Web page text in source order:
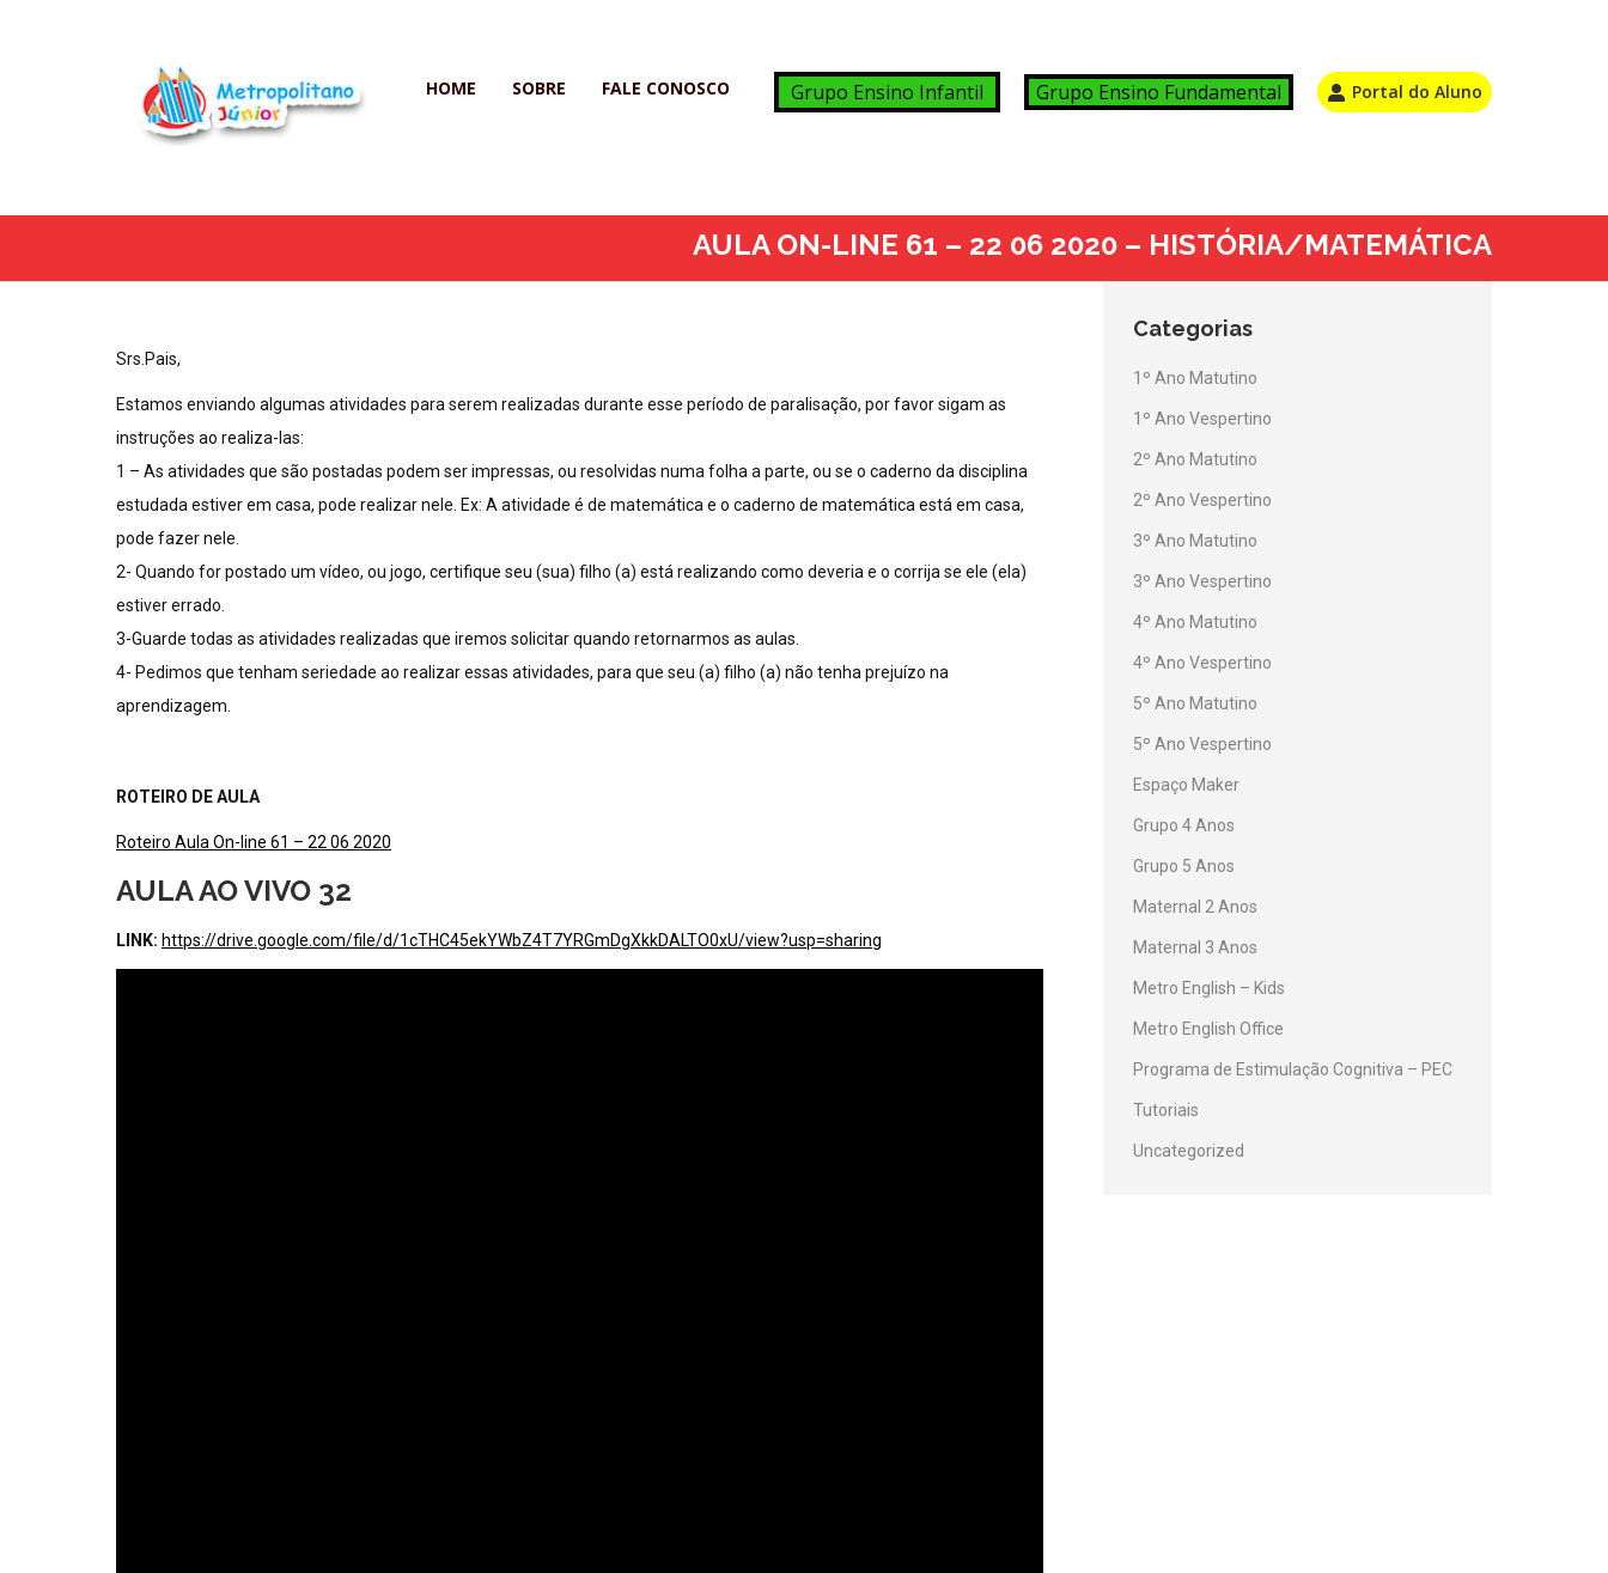
HOME SOBRE FALE CONOSCO Grupo Ensino Infantil Grupo Ensino Fundamental Portal do Aluno
AULA ON-LINE 61 – 22 06 2020 – HISTÓRIA/MATEMÁTICA
Srs.Pais,
Estamos enviando algumas atividades para serem realizadas durante esse período de paralisação, por favor sigam as
instruções ao realiza-las:
1 – As atividades que são postadas podem ser impressas, ou resolvidas numa folha a parte, ou se o caderno da disciplina
estudada estiver em casa, pode realizar nele. Ex: A atividade é de matemática e o caderno de matemática está em casa,
pode fazer nele.
2- Quando for postado um vídeo, ou jogo, certifique seu (sua) filho (a) está realizando como deveria e o corrija se ele (ela)
estiver errado.
3-Guarde todas as atividades realizadas que iremos solicitar quando retornarmos as aulas.
4- Pedimos que tenham seriedade ao realizar essas atividades, para que seu (a) filho (a) não tenha prejuízo na
aprendizagem.
ROTEIRO DE AULA
Roteiro Aula On-line 61 – 22 06 2020
AULA AO VIVO 32
LINK: https://drive.google.com/file/d/1cTHC45ekYWbZ4T7YRGmDgXkkDALTO0xU/view?usp=sharing
Categorias
1º Ano Matutino
1º Ano Vespertino
2º Ano Matutino
2º Ano Vespertino
3º Ano Matutino
3º Ano Vespertino
4º Ano Matutino
4º Ano Vespertino
5º Ano Matutino
5º Ano Vespertino
Espaço Maker
Grupo 4 Anos
Grupo 5 Anos
Maternal 2 Anos
Maternal 3 Anos
Metro English – Kids
Metro English Office
Programa de Estimulação Cognitiva – PEC
Tutoriais
Uncategorized